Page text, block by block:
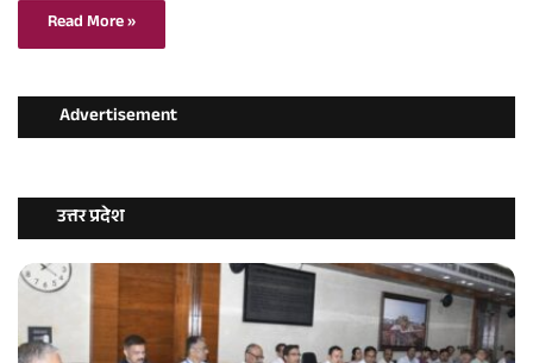
Read More »
Advertisement
उत्तर प्रदेश